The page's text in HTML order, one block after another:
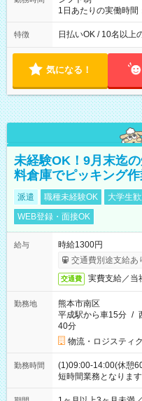
1日あたりの実働時
特徴 日払いOK / 10名以上
気になる！
未経験OK！9月末迄
料倉庫でピッキング
派遣 職種未経験OK 大学生
WEB登録・面接OK
給与
時給1300円
交通費別途支給あ
交通費 実費支給／当
勤務地
熊本市南区
平成駅から車15分 /
40分
物流・ロジスティ
勤務時間
(1)09:00-14:00(休憩
短時間業務となります